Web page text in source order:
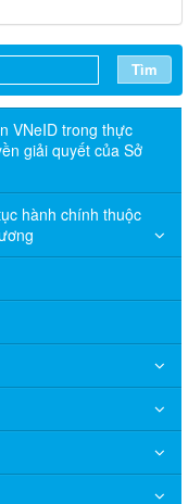
Tìm
VNeID trong thực
giải quyết của Sở
hành chính thuộc